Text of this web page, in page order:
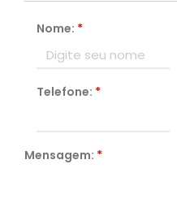
Nome: *
Telefone: *
Mensagem: *